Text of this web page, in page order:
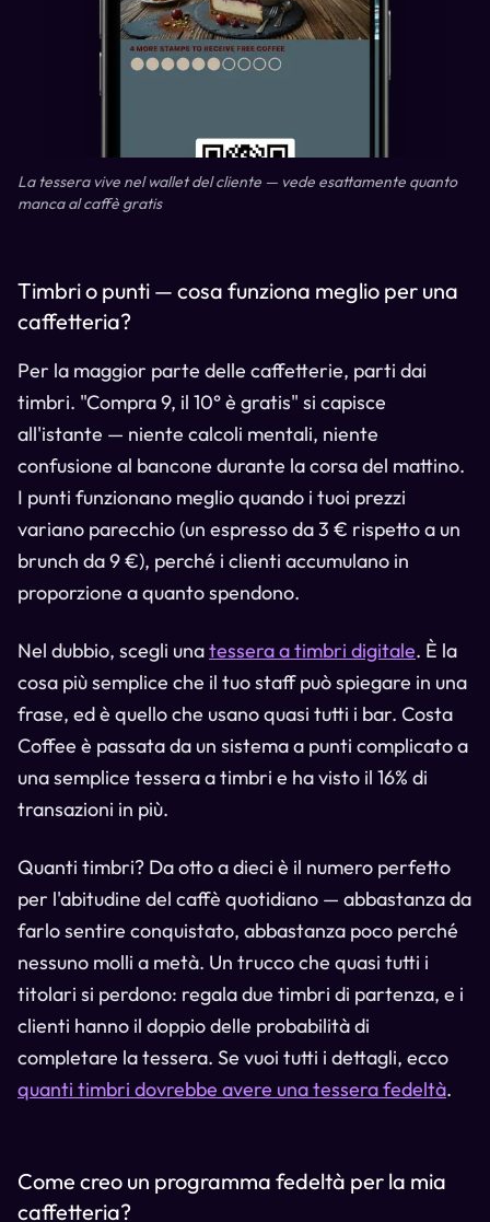
La tessera vive nel wallet del cliente — vede esattamente quanto
manca al caffè gratis
Timbri o punti — cosa funziona meglio per una
caffetteria?
Per la maggior parte delle caffetterie, parti dai
timbri. "Compra 9, il 10° è gratis" si capisce
all'istante — niente calcoli mentali, niente
confusione al bancone durante la corsa del mattino.
I punti funzionano meglio quando i tuoi prezzi
variano parecchio (un espresso da 3 € rispetto a un
brunch da 9 €), perché i clienti accumulano in
proporzione a quanto spendono.
Nel dubbio, scegli unatessera a timbri digitale. È la
cosa più semplice che il tuo staff può spiegare in una
frase, ed è quello che usano quasi tutti i bar. Costa
Coffee è passata da un sistema a punti complicato a
una semplice tessera a timbri e ha visto il 16% di
transazioni in più.
Quanti timbri? Da otto a dieci è il numero perfetto
per l'abitudine del caffè quotidiano — abbastanza da
farlo sentire conquistato, abbastanza poco perché
nessuno molli a metà. Un trucco che quasi tutti i
titolari si perdono: regala due timbri di partenza, e i
clienti hanno il doppio delle probabilità di
completare la tessera. Se vuoi tutti i dettagli, ecco
quanti timbri dovrebbe avere una tessera fedeltà.
Come creo un programma fedeltà per la mia
caffetteria?